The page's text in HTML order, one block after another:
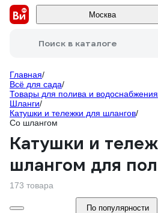
Москва
Поиск в каталоге
Главная/
Всё для сада/
Товары для полива и водоснабжения
Шланги/
Катушки и тележки для шлангов/
Со шлангом
Катушки и
шлангом для
173 товара
По популярности